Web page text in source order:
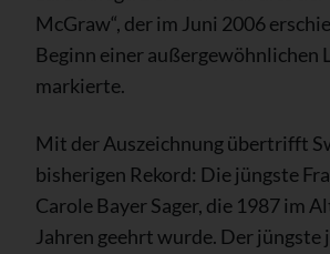
McGraw“, der im Juni 2006
Beginn einer außergewöhnlichen
markierte.
Mit der Auszeichnung übertrifft
bisherigen Rekord: Die jüngste
Carole Bayer Sager, die 1987 im
Jahren geehrt wurde. Der jüngste